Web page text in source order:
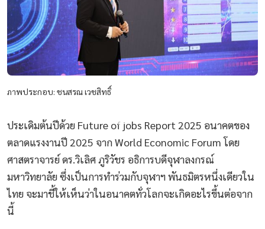
ภาพประกอบ: ชนสรณ เวชสิทธิ์
ประเดิมต้นปีด้วย Future of jobs Report 2025 อนาคตของ
ตลาดแรงงานปี 2025 จาก World Economic Forum โดย
ศาสตราจารย์ ดร.วิเลิศ ภูริวัชร อธิการบดีจุฬาลงกรณ์
มหาวิทยาลัย ซึ่งเป็นการทำร่วมกับจุฬาฯ พันธมิตรหนึ่งเดียวใน
ไทย จะมาชี้ให้เห็นว่าในอนาคตทั่วโลกจะเกิดอะไรขึ้นต่อจาก
นี้